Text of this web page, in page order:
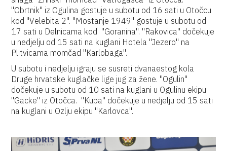
"Obrtnik" iz Ogulina gostuje u subotu od 16 sati u Otočcu
kod "Velebita 2". "Mostanje 1949" gostuje u subotu od
17 sati u Delnicama kod "Goranina". "Rakovica" dočekuje
u nedjelju od 15 sati na kuglani Hotela "Jezero" na
Plitvicama momčad "Karlobaga".
U subotu i nedjelju igraju se susreti dvanaestog kola
Druge hrvatske kuglačke lige jug za žene. "Ogulin"
dočekuje u subotu od 10 sati na kuglani u Ogulinu ekipu
"Gacke" iz Otočca. "Kupa" dočekuje u nedjelju od 15 sati
na kuglani u Ozlju ekipu "Karlovca".